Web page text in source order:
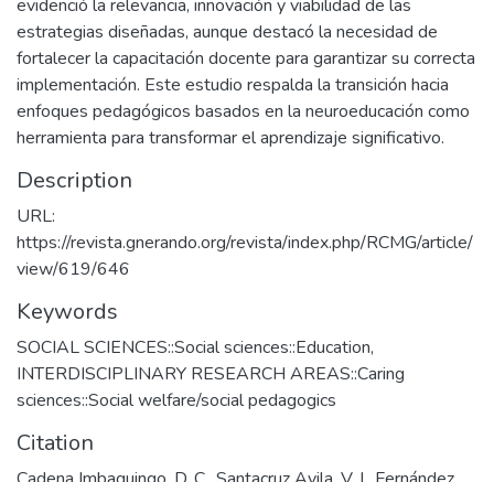
evidenció la relevancia, innovación y viabilidad de las
estrategias diseñadas, aunque destacó la necesidad de
fortalecer la capacitación docente para garantizar su correcta
implementación. Este estudio respalda la transición hacia
enfoques pedagógicos basados en la neuroeducación como
herramienta para transformar el aprendizaje significativo.
Description
URL:
https://revista.gnerando.org/revista/index.php/RCMG/article/
view/619/646
Keywords
SOCIAL SCIENCES::Social sciences::Education,
INTERDISCIPLINARY RESEARCH AREAS::Caring
sciences::Social welfare/social pedagogics
Citation